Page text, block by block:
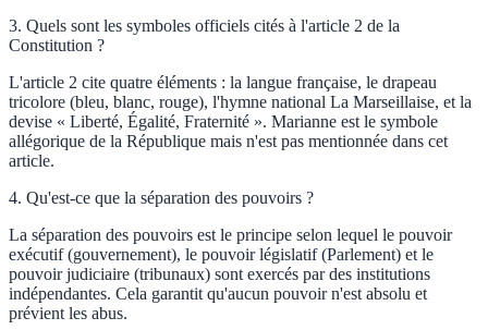
3. Quels sont les symboles officiels cités à l'article 2 de la
Constitution ?
L'article 2 cite quatre éléments : la langue française, le drapeau
tricolore (bleu, blanc, rouge), l'hymne national La Marseillaise, et la
devise « Liberté, Égalité, Fraternité ». Marianne est le symbole
allégorique de la République mais n'est pas mentionnée dans cet
article.
4. Qu'est-ce que la séparation des pouvoirs ?
La séparation des pouvoirs est le principe selon lequel le pouvoir
exécutif (gouvernement), le pouvoir législatif (Parlement) et le
pouvoir judiciaire (tribunaux) sont exercés par des institutions
indépendantes. Cela garantit qu'aucun pouvoir n'est absolu et
prévient les abus.